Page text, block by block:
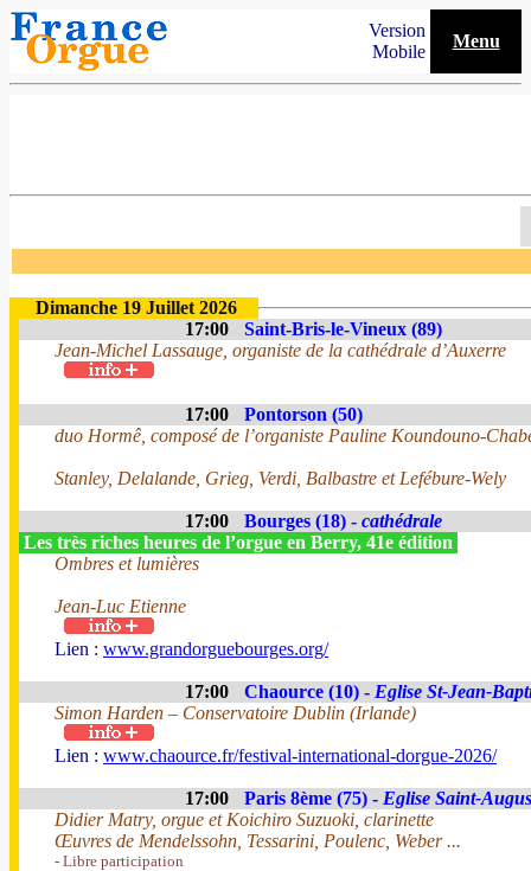
Version
Mobile
Menu
Dimanche 19 Juillet 2026
17:00
Saint-Bris-le-Vineux (89)
Jean-Michel Lassauge, organiste de la cathédrale d’Auxerre
17:00
Pontorson (50)
duo Hormê, composé de l’organiste Pauline Koundouno-
Stanley, Delalande, Grieg, Verdi, Balbastre et Lefébure-Wely
17:00 Bourges (18) - cathédrale
Les très riches heures de l’orgue en Berry, 41e édition
Ombres et lumières
Jean-Luc Etienne
Lien : www.grandorguebourges.org/
17:00 Chaource (10) - Eglise St-Jean-
Simon Harden – Conservatoire Dublin (Irlande)
Lien : www.chaource.fr/festival-international-dorgue-2026/
17:00 Paris 8ème (75) - Eglise Saint-
Didier Matry, orgue et Koichiro Suzuoki, clarinette
Œuvres de Mendelssohn, Tessarini, Poulenc, Weber ...
- Libre participation